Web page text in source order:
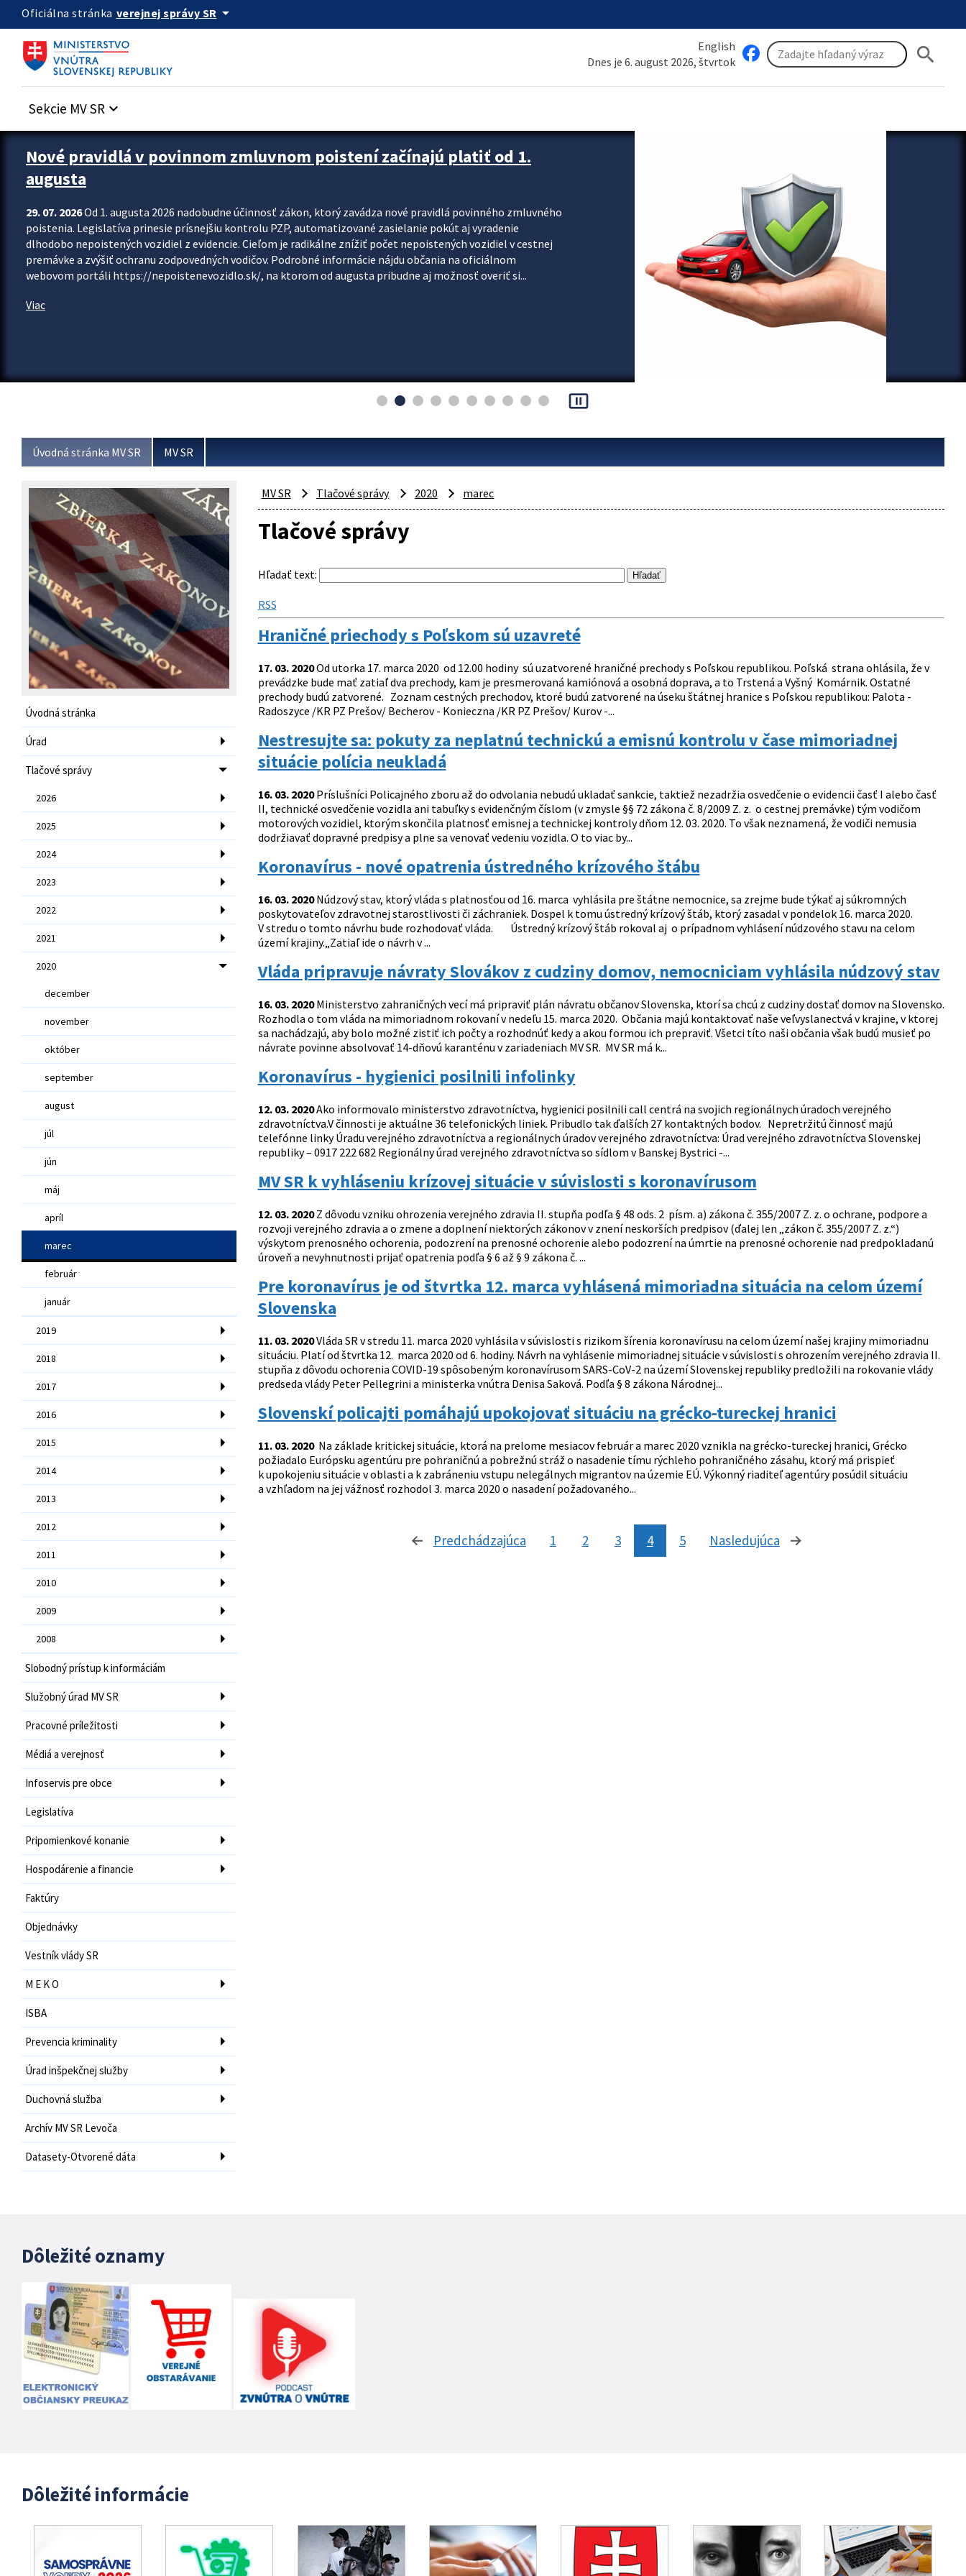
Preskocit na hlavný obsah
Oficiálna stránka verejnej správy SR arrow_drop_down
English
Dnes je 6. august 2026, štvrtok
search
Sekcie MV SR keyboard_arrow_down
Zastavit automatický posun upútavok
Nové pravidlá v povinnom zmluvnom poistení začínajú platiť od 1.
augusta
29. 07. 2026Od 1. augusta 2026 nadobudne účinnosť zákon, ktorý zavádza nové pravidlá povinného zmluvného
poistenia. Legislatíva prinesie prísnejšiu kontrolu PZP, automatizované zasielanie pokút aj vyradenie
dlhodobo nepoistených vozidiel z evidencie. Cieľom je radikálne znížiť počet nepoistených vozidiel v cestnej
premávke a zvýšiť ochranu zodpovedných vodičov. Podrobné informácie nájdu občania na oficiálnom
webovom portáli https://nepoistenevozidlo.sk/, na ktorom od augusta pribudne aj možnosť overiť si...
Viac
pause_presentation
Úvodná stránka MV SR MV SR
Úvodná stránka
Úrad
Tlačové správy
2026
2025
2024
2023
2022
2021
2020
december
november
október
september
august
júl
jún
máj
apríl
marec
február
január
2019
2018
2017
2016
2015
2014
2013
2012
2011
2010
2009
2008
Slobodný prístup k informáciám
Služobný úrad MV SR
Pracovné príležitosti
Médiá a verejnosť
Infoservis pre obce
Legislatíva
Pripomienkové konanie
Hospodárenie a financie
Faktúry
Objednávky
Vestník vlády SR
M E K O
ISBA
Prevencia kriminality
Úrad inšpekčnej služby
Duchovná služba
Archív MV SR Levoča
Datasety-Otvorené dáta
MV SR Tlačové správy 2020 marec
Tlačové správy
Hľadať text:
RSS
Hraničné priechody s Poľskom sú uzavreté
17. 03. 2020Od utorka 17. marca 2020 od 12.00 hodiny sú uzatvorené hraničné prechody s Poľskou republikou. Poľská strana ohlásila, že v
prevádzke bude mať zatiaľ dva prechody, kam je presmerovaná kamiónová a osobná doprava, a to Trstená a Vyšný Komárnik. Ostatné
prechody budú zatvorené. Zoznam cestných prechodov, ktoré budú zatvorené na úseku štátnej hranice s Poľskou republikou: Palota -
Radoszyce /KR PZ Prešov/ Becherov - Konieczna /KR PZ Prešov/ Kurov -...
Nestresujte sa: pokuty za neplatnú technickú a emisnú kontrolu v čase mimoriadnej
situácie polícia neukladá
16. 03. 2020Príslušníci Policajného zboru až do odvolania nebudú ukladať sankcie, taktiež nezadržia osvedčenie o evidencii časť I alebo časť
II, technické osvedčenie vozidla ani tabuľky s evidenčným číslom (v zmysle §§ 72 zákona č. 8/2009 Z. z. o cestnej premávke) tým vodičom
motorových vozidiel, ktorým skončila platnosť emisnej a technickej kontroly dňom 12. 03. 2020. To však neznamená, že vodiči nemusia
dodržiavať dopravné predpisy a plne sa venovať vedeniu vozidla. O to viac by...
Koronavírus - nové opatrenia ústredného krízového štábu
16. 03. 2020Núdzový stav, ktorý vláda s platnosťou od 16. marca vyhlásila pre štátne nemocnice, sa zrejme bude týkať aj súkromných
poskytovateľov zdravotnej starostlivosti či záchraniek. Dospel k tomu ústredný krízový štáb, ktorý zasadal v pondelok 16. marca 2020.
V stredu o tomto návrhu bude rozhodovať vláda. Ústredný krízový štáb rokoval aj o prípadnom vyhlásení núdzového stavu na celom
území krajiny.„Zatiaľ ide o návrh v ...
Vláda pripravuje návraty Slovákov z cudziny domov, nemocniciam vyhlásila núdzový stav
16. 03. 2020Ministerstvo zahraničných vecí má pripraviť plán návratu občanov Slovenska, ktorí sa chcú z cudziny dostať domov na Slovensko.
Rozhodla o tom vláda na mimoriadnom rokovaní v nedeľu 15. marca 2020. Občania majú kontaktovať naše veľvyslanectvá v krajine, v ktorej
sa nachádzajú, aby bolo možné zistiť ich počty a rozhodnúť kedy a akou formou ich prepraviť. Všetci títo naši občania však budú musieť po
návrate povinne absolvovať 14-dňovú karanténu v zariadeniach MV SR. MV SR má k...
Koronavírus - hygienici posilnili infolinky
12. 03. 2020Ako informovalo ministerstvo zdravotníctva, hygienici posilnili call centrá na svojich regionálnych úradoch verejného
zdravotníctva.V činnosti je aktuálne 36 telefonických liniek. Pribudlo tak ďalších 27 kontaktných bodov. Nepretržitú činnosť majú
telefónne linky Úradu verejného zdravotníctva a regionálnych úradov verejného zdravotníctva: Úrad verejného zdravotníctva Slovenskej
republiky – 0917 222 682 Regionálny úrad verejného zdravotníctva so sídlom v Banskej Bystrici -...
MV SR k vyhláseniu krízovej situácie v súvislosti s koronavírusom
12. 03. 2020Z dôvodu vzniku ohrozenia verejného zdravia II. stupňa podľa § 48 ods. 2 písm. a) zákona č. 355/2007 Z. z. o ochrane, podpore a
rozvoji verejného zdravia a o zmene a doplnení niektorých zákonov v znení neskorších predpisov (ďalej len „zákon č. 355/2007 Z. z.“)
výskytom prenosného ochorenia, podozrení na prenosné ochorenie alebo podozrení na úmrtie na prenosné ochorenie nad predpokladanú
úroveň a nevyhnutnosti prijať opatrenia podľa § 6 až § 9 zákona č. ...
Pre koronavírus je od štvrtka 12. marca vyhlásená mimoriadna situácia na celom území
Slovenska
11. 03. 2020Vláda SR v stredu 11. marca 2020 vyhlásila v súvislosti s rizikom šírenia koronavírusu na celom území našej krajiny mimoriadnu
situáciu. Platí od štvrtka 12. marca 2020 od 6. hodiny. Návrh na vyhlásenie mimoriadnej situácie v súvislosti s ohrozením verejného zdravia II.
stupňa z dôvodu ochorenia COVID-19 spôsobeným koronavírusom SARS-CoV-2 na území Slovenskej republiky predložili na rokovanie vlády
predseda vlády Peter Pellegrini a ministerka vnútra Denisa Saková. Podľa § 8 zákona Národnej...
Slovenskí policajti pomáhajú upokojovať situáciu na grécko-tureckej hranici
11. 03. 2020Na základe kritickej situácie, ktorá na prelome mesiacov február a marec 2020 vznikla na grécko-tureckej hranici, Grécko
požiadalo Európsku agentúru pre pohraničnú a pobrežnú stráž o nasadenie tímu rýchleho pohraničného zásahu, ktorý má prispieť
k upokojeniu situácie v oblasti a k zabráneniu vstupu nelegálnych migrantov na územie EÚ. Výkonný riaditeľ agentúry posúdil situáciu
a vzhľadom na jej vážnosť rozhodol 3. marca 2020 o nasadení požadovaného...
Predchádzajúca stránka
1 2 3 4 5 Nasledujúca stránka
Dôležité oznamy
Dôležité informácie